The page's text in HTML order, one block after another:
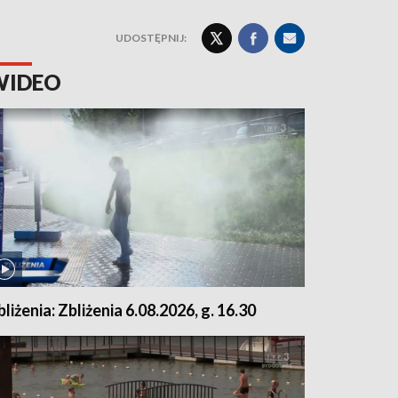
UDOSTĘPNIJ:
Zbliżenia 6.08.2026, g. 16.30